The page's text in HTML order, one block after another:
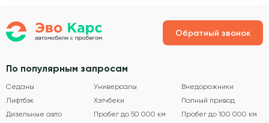
Обратный звонок
По популярным запросам
Седаны Универсалы
Внедорожники
Лифтбэк
Хэтчбеки
Полный привод
Дизельные авто
Пробег до 50 000 км
Пробег до 100 000 км